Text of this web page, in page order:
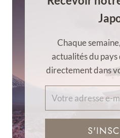
Chaque
actualités du
directement dans